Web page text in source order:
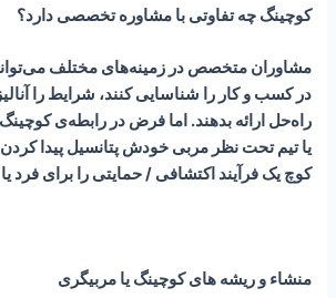
کوچینگ چه تفاوتی با مشاوره تخصصی دارد؟
مشاوران متخصص در زمینه‌های مختلف
در کسب و کار را شناسایی کنند، شرایط را
راه‌حل ارائه بدهند. اما فرض در رابطه‌ی
یا تیم تحت‌ نظر مربی خودش پتانسیل پیدا کردن
کوچ یک فرآیند اکتشافی / حمایتی را برای فرد
منشاء و ریشه های کوچینگ یا مربیگری